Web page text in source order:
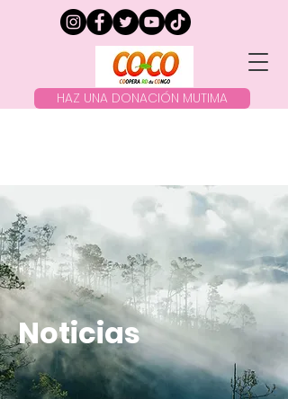
HAZ UNA DONACIÓN MUTIMA
Noticias